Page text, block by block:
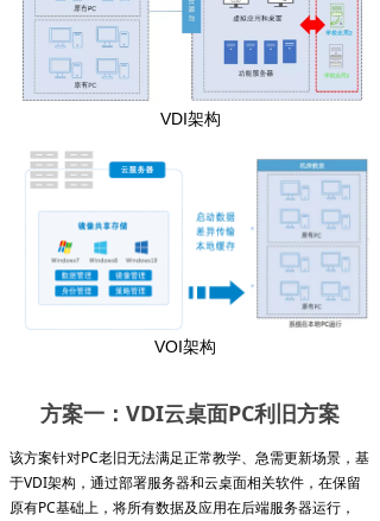
VDI架构
VOI架构
方案一：VDI云桌面PC利旧方案
该方案针对PC老旧无法满足正常教学、急需更新场景，基
于VDI架构，通过部署服务器和云桌面相关软件，在保留
原有PC基础上，将所有数据及应用在后端服务器运行，